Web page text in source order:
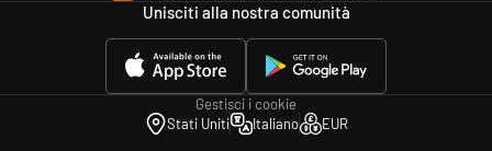
Unisciti alla nostra comunità
Gestisci i cookie
Stati Uniti
Italiano EUR